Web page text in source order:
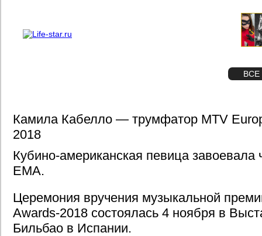
ВСЕ
Камила Кабелло — трумфатор MTV
2018
Кубино-американская певица завоевала
EMA.
Церемония вручения музыкальной
Awards-2018 состоялась 4 ноября в
Бильбао в Испании.